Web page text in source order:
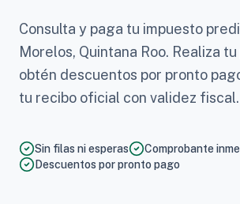
Consulta y paga tu impuesto
Morelos, Quintana Roo. Realiza
obtén descuentos por pronto
tu recibo oficial con validez fiscal.
Sin filas ni esperas
Comprobante
Descuentos por pronto pago